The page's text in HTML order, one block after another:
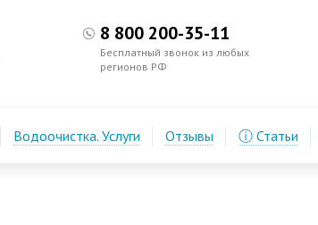
8 800 200-35-11
Бесплатный звонок из любых
регионов РФ
Водоочистка. Услуги Отзывы ⓘ Статьи